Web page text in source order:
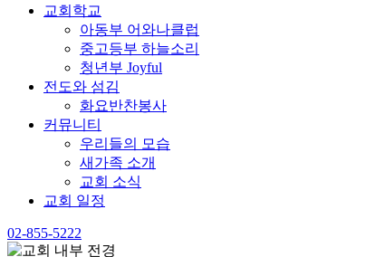
교회학교
아동부 어와나클럽
중고등부 하늘소리
청년부 Joyful
전도와 섬김
화요반찬봉사
커뮤니티
우리들의 모습
새가족 소개
교회 소식
교회 일정
02-855-5222